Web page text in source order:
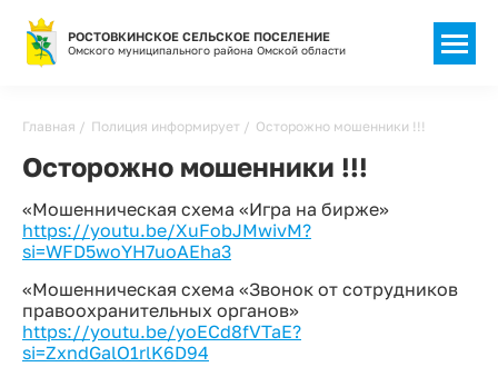
РОСТОВКИНСКОЕ СЕЛЬСКОЕ ПОСЕЛЕНИЕ
Омского муниципального района Омской области
Строка
навигации
Главная Полиция информирует Осторожно мошенники !!!
Осторожно мошенники !!!
«Мошенническая схема «Игра на бирже»
https://youtu.be/XuFobJMwivM?
si=WFD5woYH7uoAEha3
«Мошенническая схема «Звонок от сотрудников
правоохранительных органов»
https://youtu.be/yoECd8fVTaE?
si=ZxndGalO1rlK6D94